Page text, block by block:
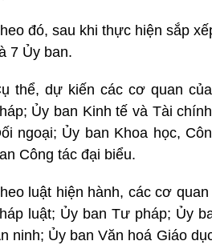
đó, sau khi thực hiện sắp
7 Ủy ban.
thể, dự kiến các cơ quan
Ủy ban Kinh tế và Tài
ngoại; Ủy ban Khoa học,
Công tác đại biểu.
luật hiện hành, các cơ
luật; Ủy ban Tư pháp; Ủy
ninh; Ủy ban Văn hoá Giáo